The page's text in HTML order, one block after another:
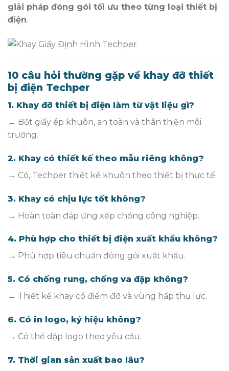
giải pháp đóng gói tối ưu theo từng loại thiết bị
điện.
10 câu hỏi thường gặp về khay đỡ thiết
bị điện Techper
1. Khay đỡ thiết bị điện làm từ vật liệu gì?
→ Bột giấy ép khuôn, an toàn và thân thiện môi
trường.
2. Khay có thiết kế theo mẫu riêng không?
→ Có, Techper thiết kế khuôn theo thiết bị thực tế.
3. Khay có chịu lực tốt không?
→ Hoàn toàn đáp ứng xếp chồng công nghiệp.
4. Phù hợp cho thiết bị điện xuất khẩu không?
→ Phù hợp tiêu chuẩn đóng gói xuất khẩu.
5. Có chống rung, chống va đập không?
→ Thiết kế khay có điểm đỡ và vùng hấp thụ lực.
6. Có in logo, ký hiệu không?
→ Có thể dập logo theo yêu cầu.
7. Thời gian sản xuất bao lâu?